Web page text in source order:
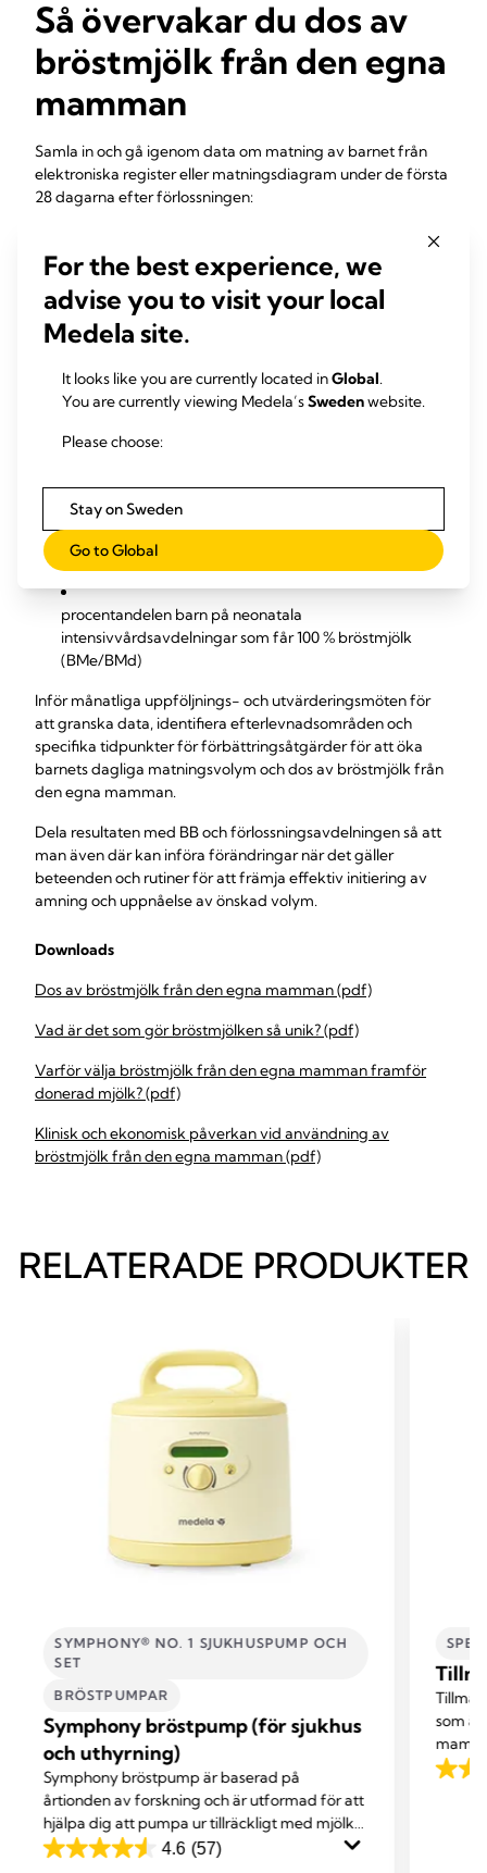
Så övervakar du dos av
bröstmjölk från den egna
mamman
Samla in och gå igenom data om matning av barnet från
elektroniska register eller matningsdiagram under de första
28 dagarna efter förlossningen:
total volym per dag och andelen bröstmjölk från den
egna mamman/donerad bröstmjök/ersättning.
Inkludera data för
registrera exakt volym för bröstmjölk från den egna
mamman
Ladda upp matningsloggar till datainsamlingsverktyget för
procentandelen bröstmjölk från den egna
mamman/donerad bröstmjök/ersättning av dagliga
matningar
procentandelen barn på neonatala
intensivvårdsavdelningar som får 100 % bröstmjölk
(BMe/BMd)
Inför månatliga uppföljnings- och utvärderingsmöten för
att granska data, identifiera efterlevnadsområden och
specifika tidpunkter för förbättringsåtgärder för att öka
barnets dagliga matningsvolym och dos av bröstmjölk från
den egna mamman.
Dela resultaten med BB och förlossningsavdelningen så att
man även där kan införa förändringar när det gäller
beteenden och rutiner för att främja effektiv initiering av
amning och uppnåelse av önskad volym.
Downloads
Dos av bröstmjölk från den egna mamman (pdf)
Vad är det som gör bröstmjölken så unik? (pdf)
Varför välja bröstmjölk från den egna mamman framför
donerad mjölk? (pdf)
Klinisk och ekonomisk påverkan vid användning av
bröstmjölk från den egna mamman (pdf)
RELATERADE PRODUKTER
SYMPHONY® NO. 1 SJUKHUSPUMP OCH
SET
BRÖSTPUMPAR
Symphony bröstpump (för sjukhus
och uthyrning)
Symphony bröstpump är baserad på
årtionden av forskning och är utformad för att
hjälpa dig att pumpa ur tillräckligt med mjölk
för att kunna ge ditt barn en kost bestående
4.6 (57)
4.6
som
tillföra
3.3
For the best experience, we
advise you to visit your local
Medela site.
It looks like you are currently located inGlobal.
You are currently viewing Medela’sSwedenwebsite.
Please choose:
Stay on Sweden
Go to Global